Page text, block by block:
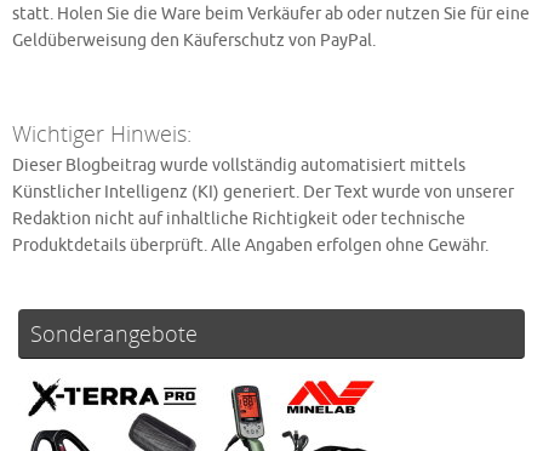
statt. Holen Sie die Ware beim Verkäufer ab oder nutzen Sie für eine
Geldüberweisung den Käuferschutz von PayPal.
Wichtiger Hinweis:
Dieser Blogbeitrag wurde vollständig automatisiert mittels
Künstlicher Intelligenz (KI) generiert. Der Text wurde von unserer
Redaktion nicht auf inhaltliche Richtigkeit oder technische
Produktdetails überprüft. Alle Angaben erfolgen ohne Gewähr.
Sonderangebote